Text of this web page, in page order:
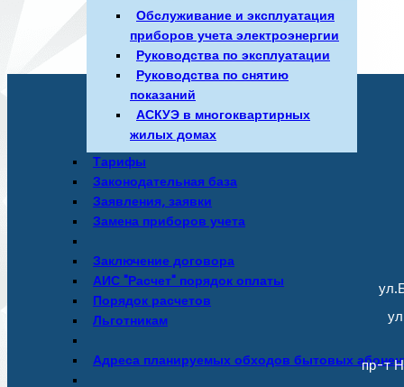
Обслуживание и эксплуатация
приборов учета электроэнергии
Руководства по эксплуатации
Руководства по снятию
показаний
АСКУЭ в многоквартирных
жилых домах
Тарифы
Законодательная база
Заявления, заявки
Замена приборов учета
Заключение договора
АИС "Расчет" порядок оплаты
Порядок расчетов
Льготникам
Адреса планируемых обходов бытовых пр-т